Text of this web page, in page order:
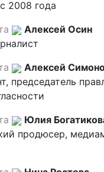
2008 года
Алексей Осин
Алексей
председатель
Юлия
продюсер,